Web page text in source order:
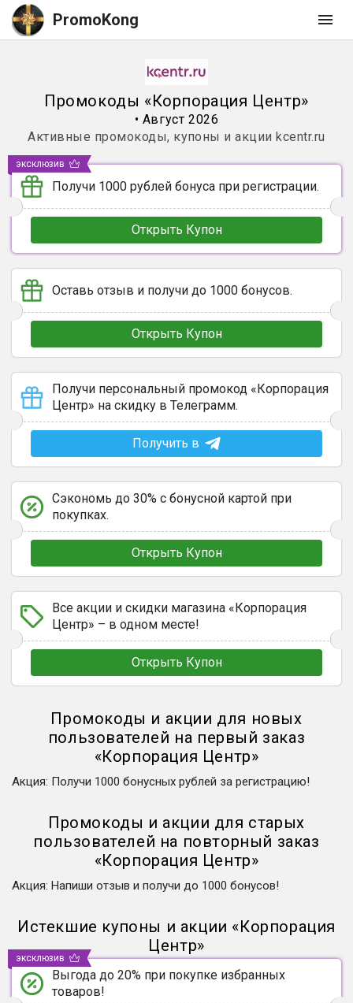
PromoKong
Промокоды «Корпорация Центр»
• Август 2026
Активные промокоды, купоны и акции kcentr.ru
Получи 1000 рублей бонуса при регистрации.
Открыть Купон
эксклюзив
Оставь отзыв и получи до 1000 бонусов.
Открыть Купон
Получи персональный промокод «Корпорация
Центр» на скидку в Телеграмм.
Получить в
Сэкономь до 30% с бонусной картой при
покупках.
Открыть Купон
Все акции и скидки магазина «Корпорация
Центр» – в одном месте!
Открыть Купон
Промокоды и акции для новых
пользователей на первый заказ
«Корпорация Центр»
Акция: Получи 1000 бонусных рублей за регистрацию!
Промокоды и акции для старых
пользователей на повторный заказ
«Корпорация Центр»
Акция: Напиши отзыв и получи до 1000 бонусов!
Истекшие купоны и акции «Корпорация
Центр»
Выгода до 20% при покупке избранных
товаров!
эксклюзив